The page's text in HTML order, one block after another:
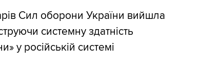
Сил оборони України вийшла
системну здатність
у російській системі